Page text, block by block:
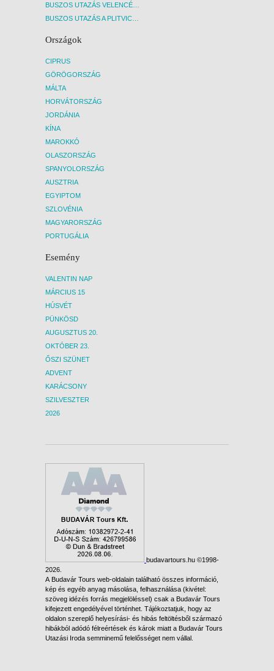
BUSZOS UTAZÁS VELENCÉBE - BUDAPEST, BUSZ
BUSZOS UTAZÁS A PLITVICEI-TAVAK NEMZETI PARKBA - BUDAPEST, BUSZ
Országok
CIPRUS
GÖRÖGORSZÁG
MÁLTA
HORVÁTORSZÁG
JORDÁNIA
KÍNA
MAROKKÓ
OLASZORSZÁG
SPANYOLORSZÁG
AUSZTRIA
EGYIPTOM
SZLOVÉNIA
MAGYARORSZÁG
PORTUGÁLIA
Esemény
VALENTIN NAP
MÁRCIUS 15
HÚSVÉT
PÜNKÖSD
AUGUSZTUS 20.
OKTÓBER 23.
ŐSZI SZÜNET
ADVENT
KARÁCSONY
SZILVESZTER
2026
budavartours.hu ©1998-
2026.
A Budavár Tours web-oldalain található összes információ,
kép és egyéb anyag másolása, felhasználása (kivétel:
szöveg idézés forrás megjelöléssel) csak a Budavár Tours
kifejezett engedélyével történhet. Tájékoztatjuk, hogy az
oldalon szereplő helyesírási- és hibás feltöltésből származó
hibákból adódó félreértések és károk miatt a Budavár Tours
Utazási Iroda semminemű felelősséget nem vállal.